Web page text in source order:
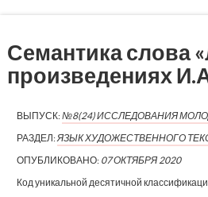
Семантика слова
произведениях
ВЫПУСК:№8(24) ИССЛЕДОВАНИЯ
РАЗДЕЛ:ЯЗЫК ХУДОЖЕСТВЕННОГО
ОПУБЛИКОВАНО: 07 ОКТЯБРЯ 2020
Код уникальной десятичной